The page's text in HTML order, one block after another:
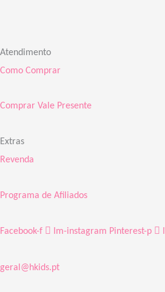
Atendimento
Como Comprar
Comprar Vale Presente
Extras
Revenda
Programa de Afiliados
Facebook-f Im-instagram Pinterest-p
geral@hkids.pt